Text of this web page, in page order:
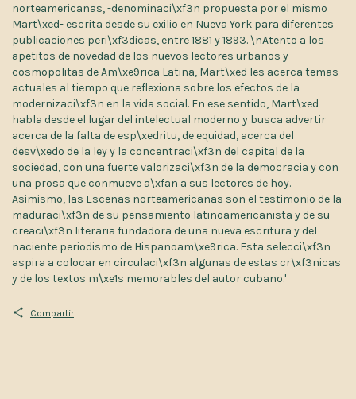
norteamericanas, -denominaci\xf3n propuesta por el mismo
Mart\xed- escrita desde su exilio en Nueva York para diferentes
publicaciones peri\xf3dicas, entre 1881 y 1893. \nAtento a los
apetitos de novedad de los nuevos lectores urbanos y
cosmopolitas de Am\xe9rica Latina, Mart\xed les acerca temas
actuales al tiempo que reflexiona sobre los efectos de la
modernizaci\xf3n en la vida social. En ese sentido, Mart\xed
habla desde el lugar del intelectual moderno y busca advertir
acerca de la falta de esp\xedritu, de equidad, acerca del
desv\xedo de la ley y la concentraci\xf3n del capital de la
sociedad, con una fuerte valorizaci\xf3n de la democracia y con
una prosa que conmueve a\xfan a sus lectores de hoy.
Asimismo, las Escenas norteamericanas son el testimonio de la
maduraci\xf3n de su pensamiento latinoamericanista y de su
creaci\xf3n literaria fundadora de una nueva escritura y del
naciente periodismo de Hispanoam\xe9rica. Esta selecci\xf3n
aspira a colocar en circulaci\xf3n algunas de estas cr\xf3nicas
y de los textos m\xe1s memorables del autor cubano.'
Compartir